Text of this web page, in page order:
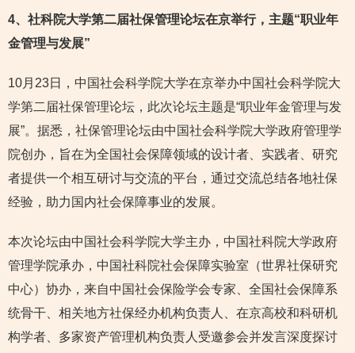
4、社科院大学第二届社保管理论坛在京举行，主题“职业年
金管理与发展”
10月23日，中国社会科学院大学在京举办中国社会科学院大
学第二届社保管理论坛，此次论坛主题是“职业年金管理与发
展”。据悉，社保管理论坛由中国社会科学院大学政府管理学
院创办，旨在为全国社会保障领域的设计者、实践者、研究
者提供一个相互研讨与交流的平台，通过交流总结各地社保
经验，助力国内社会保障事业的发展。
本次论坛由中国社会科学院大学主办，中国社科院大学政府
管理学院承办，中国社科院社会保障实验室（世界社保研究
中心）协办，来自中国社会保险学会专家、全国社会保障系
统骨干、相关地方社保经办机构负责人、在京高校和科研机
构学者、多家资产管理机构负责人受邀参会并发言深度探讨